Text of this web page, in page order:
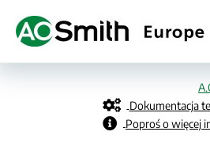
treści
Dokumentacja
Poproś o więcej